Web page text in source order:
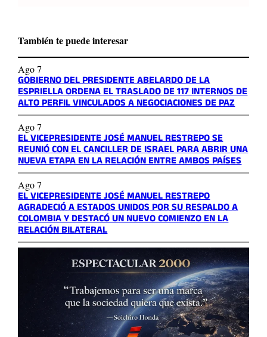
También te puede interesar
Ago 7
GOBIERNO DEL PRESIDENTE ABELARDO DE LA
ESPRIELLA ORDENA EL TRASLADO DE 117 INTERNOS DE
ALTO PERFIL VINCULADOS A NEGOCIACIONES DE PAZ
Ago 7
EL VICEPRESIDENTE JOSÉ MANUEL RESTREPO SE
REUNIÓ CON EL CANCILLER DE ISRAEL PARA ABRIR UNA
NUEVA ETAPA EN LA RELACIÓN ENTRE AMBOS PAÍSES
Ago 7
EL VICEPRESIDENTE JOSÉ MANUEL RESTREPO
AGRADECIÓ A ESTADOS UNIDOS POR SU RESPALDO A
COLOMBIA Y DESTACÓ UN NUEVO COMIENZO EN LA
RELACIÓN BILATERAL